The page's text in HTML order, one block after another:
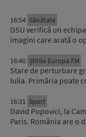
16:54 Sănătate
DSU verifică un
imagini care arată o
16:40 Știrile Europa FM
Stare de perturbare
Iulia. Primăria poate
16:31 Sport
David Popovici, la
Paris. România are o